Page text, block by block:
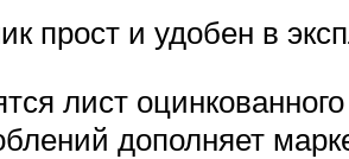
прост и удобен в
лист
дополняет